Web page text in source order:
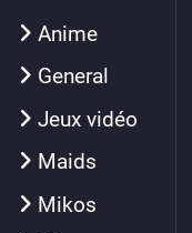
Anime
General
Jeux vidéo
Maids
Mikos